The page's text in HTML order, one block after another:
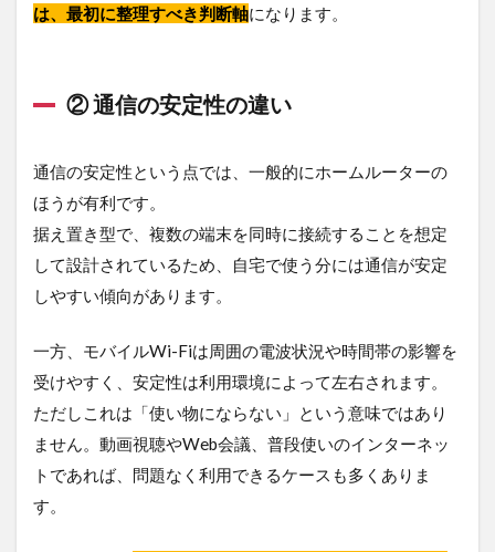
ムル
てい
る人
この
章の
め
4
Wi-
びに
迷っ
てい
るな
ら、
にゃ
んこ
Wi-
Fi！
は、最初に整理すべき判断軸になります。
② 通信の安定性の違い
通信の安定性という点では、一般的にホームルーターの
ほうが有利です。
据え置き型で、複数の端末を同時に接続することを想定
して設計されているため、自宅で使う分には通信が安定
しやすい傾向があります。
一方、モバイルWi-Fiは周囲の電波状況や時間帯の影響を
受けやすく、安定性は利用環境によって左右されます。
ただしこれは「使い物にならない」という意味ではあり
ません。動画視聴やWeb会議、普段使いのインターネッ
トであれば、問題なく利用できるケースも多くありま
す。